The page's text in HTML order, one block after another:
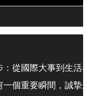
從國際大事到生活
個重要瞬間，誠摯